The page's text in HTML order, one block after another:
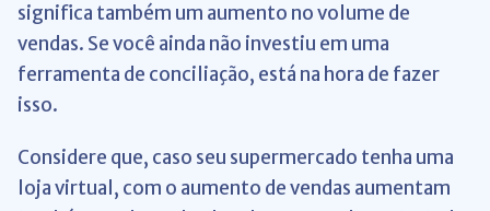
significa também um aumento no volume de
vendas. Se você ainda não investiu em uma
ferramenta de conciliação, está na hora de fazer
isso.
Considere que, caso seu supermercado tenha uma
loja virtual, com o aumento de vendas aumentam